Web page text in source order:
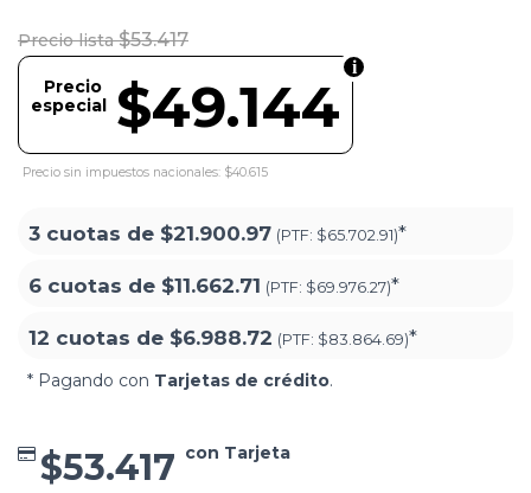
Precio lista $53.417
$49.144
Precio
especial
Precio sin impuestos nacionales: $40.615
3 cuotas de $21.900.97 (PTF: $65.702.91)*
6 cuotas de $11.662.71 (PTF: $69.976.27)*
12 cuotas de $6.988.72 (PTF: $83.864.69)*
* Pagando con Tarjetas de crédito.
$53.417 con Tarjeta